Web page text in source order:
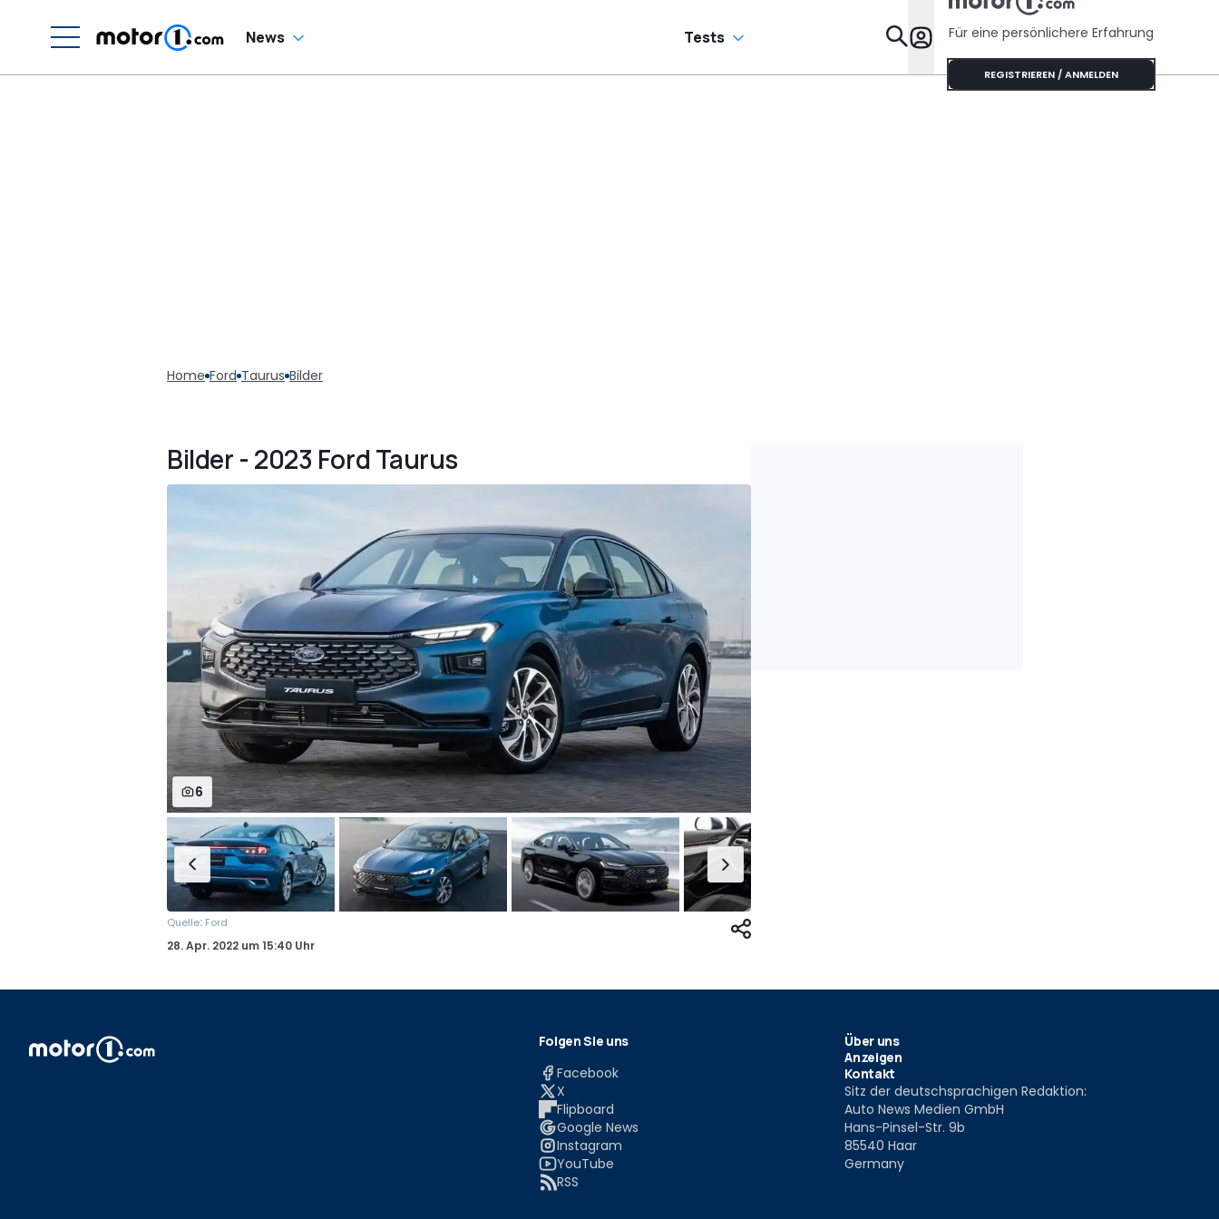
News Tests Specials
Für eine persönlichere Erfahrung
REGISTRIEREN / ANMELDEN
Home Ford Taurus Bilder
Bilder - 2023 Ford Taurus
6
Quelle: Ford
28. Apr. 2022 um15:40 Uhr
Folgen Sie uns
Facebook
X
Flipboard
Google News
Instagram
YouTube
RSS
Über uns
Anzeigen
Kontakt
Sitz der deutschsprachigen Redaktion:
Auto News Medien GmbH
Hans-Pinsel-Str. 9b
85540 Haar
Germany